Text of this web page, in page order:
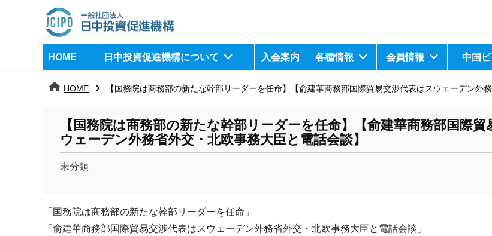
日
中
構
j
HOME 日中投資促進機構について 入会案内 各種情報 会員情報 中国
HOME 【国務院は商務部の新たな幹部リーダーを任命】【俞建華商務部国際貿易交渉代表はスウェーデン外
【国務院は商務部の新たな幹部リーダーを任命】【俞建華商務部国際貿
ウェーデン外務省外交・北欧事務大臣と電話会談】
未分類
k
a
「国務院は商務部の新たな幹部リーダーを任命」
「俞建華商務部国際貿易交渉代表はスウェーデン外務省外交・ 北欧事務大臣と電話会談」